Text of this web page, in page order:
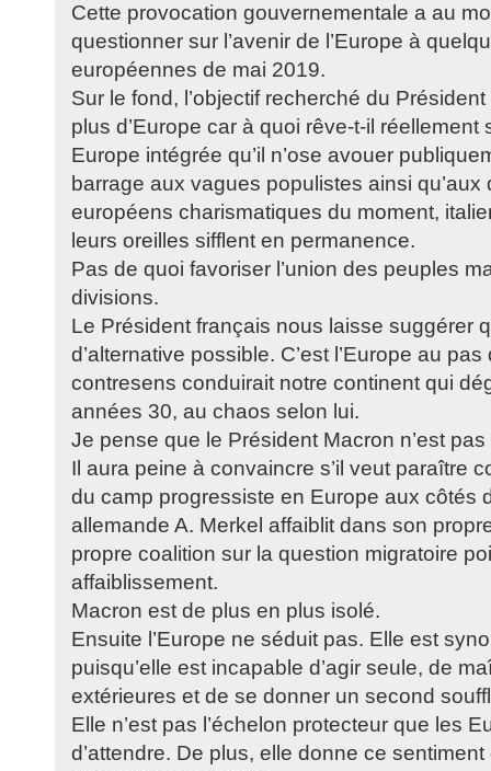
Cette provocation gouvernementale a au
questionner sur l’avenir de l’Europe à
européennes de mai 2019.
Sur le fond, l’objectif recherché du
plus d’Europe car à quoi rêve-t-il réellement
Europe intégrée qu’il n’ose avouer
barrage aux vagues populistes ainsi qu’aux
européens charismatiques du moment,
leurs oreilles sifflent en permanence.
Pas de quoi favoriser l’union des peuples
divisions.
Le Président français nous laisse suggérer
d’alternative possible. C’est l’Europe au pas
contresens conduirait notre continent qui
années 30, au chaos selon lui.
Je pense que le Président Macron n’est
Il aura peine à convaincre s’il veut paraître
du camp progressiste en Europe aux côtés
allemande A. Merkel affaiblit dans son
propre coalition sur la question migratoire
affaiblissement.
Macron est de plus en plus isolé.
Ensuite l’Europe ne séduit pas. Elle est
puisqu’elle est incapable d’agir seule, de
extérieures et de se donner un second
Elle n’est pas l’échelon protecteur que les
d’attendre. De plus, elle donne ce